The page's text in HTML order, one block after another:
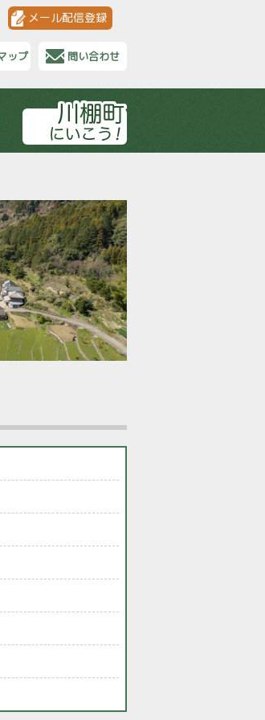
メール配信登録
ップ 問い合わせ